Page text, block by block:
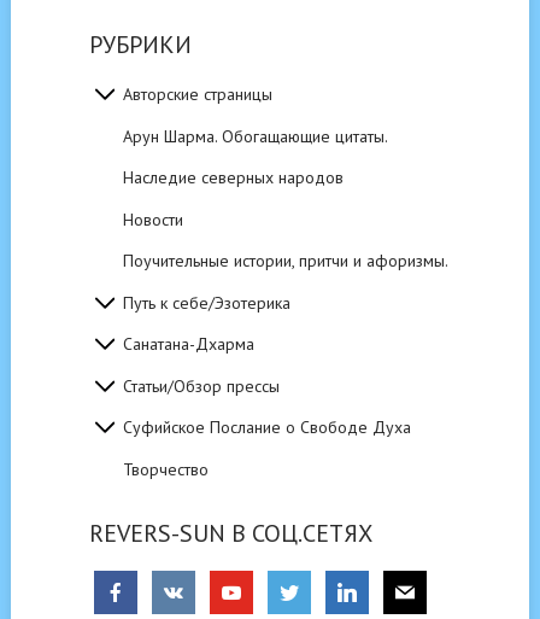
РУБРИКИ
Авторские страницы
Арун Шарма. Обогащающие цитаты.
Наследие северных народов
Новости
Поучительные истории, притчи и афоризмы.
Путь к себе/Эзотерика
Санатана-Дхарма
Статьи/Обзор прессы
Суфийское Послание о Свободе Духа
Творчество
REVERS-SUN В СОЦ.СЕТЯХ